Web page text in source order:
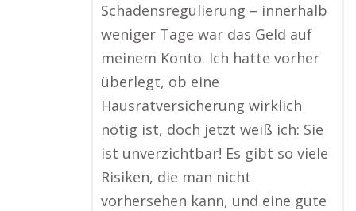
Schadensregulierung – innerhalb
weniger Tage war das Geld auf
meinem Konto. Ich hatte vorher
überlegt, ob eine
Hausratversicherung wirklich
nötig ist, doch jetzt weiß ich: Sie
ist unverzichtbar! Es gibt so viele
Risiken, die man nicht
vorhersehen kann, und eine gute